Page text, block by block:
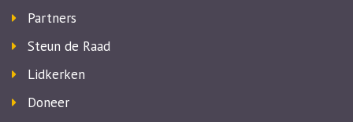
Partners
Steun de Raad
Lidkerken
Doneer